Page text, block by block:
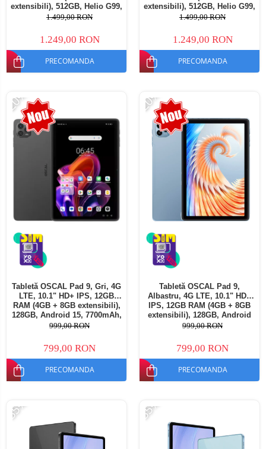
extensibili), 512GB, Helio G99,
10800mAh, 33W, Android 14,
1.499,00 RON
1.249,00 RON
PRECOMANDA
extensibili), 512GB, Helio G99,
10800mAh, 33W, Android 14,
1.499,00 RON
1.249,00 RON
PRECOMANDA
-20%
Tabletă OSCAL Pad 9, Gri, 4G
LTE, 10.1" HD+ IPS, 12GB
RAM (4GB + 8GB extensibili),
128GB, Android 15, 7700mAh,
Dual SIM
999,00 RON
799,00 RON
PRECOMANDA
-20%
Tabletă OSCAL Pad 9,
Albastru, 4G LTE, 10.1" HD+
IPS, 12GB RAM (4GB + 8GB
extensibili), 128GB, Android
15, 7700mAh, Dual SIM
999,00 RON
799,00 RON
PRECOMANDA
-35% -35%